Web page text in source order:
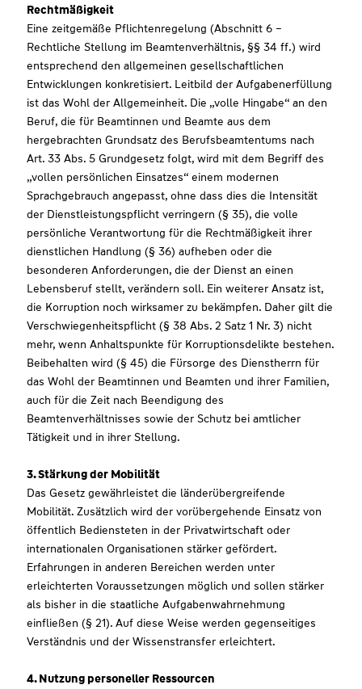
Rechtmäßigkeit
Eine zeitgemäße Pflichtenregelung (Abschnitt 6 –
Rechtliche Stellung im Beamtenverhältnis, §§ 34 ff.) wird
entsprechend den allgemeinen gesellschaftlichen
Entwicklungen konkretisiert. Leitbild der Aufgabenerfüllung
ist das Wohl der Allgemeinheit. Die „volle Hingabe“ an den
Beruf, die für Beamtinnen und Beamte aus dem
hergebrachten Grundsatz des Berufsbeamtentums nach
Art. 33 Abs. 5 Grundgesetz folgt, wird mit dem Begriff des
„vollen persönlichen Einsatzes“ einem modernen
Sprachgebrauch angepasst, ohne dass dies die Intensität
der Dienstleistungspflicht verringern (§ 35), die volle
persönliche Verantwortung für die Rechtmäßigkeit ihrer
dienstlichen Handlung (§ 36) aufheben oder die
besonderen Anforderungen, die der Dienst an einen
Lebensberuf stellt, verändern soll. Ein weiterer Ansatz ist,
die Korruption noch wirksamer zu bekämpfen. Daher gilt die
Verschwiegenheitspflicht (§ 38 Abs. 2 Satz 1 Nr. 3) nicht
mehr, wenn Anhaltspunkte für Korruptionsdelikte bestehen.
Beibehalten wird (§ 45) die Fürsorge des Dienstherrn für
das Wohl der Beamtinnen und Beamten und ihrer Familien,
auch für die Zeit nach Beendigung des
Beamtenverhältnisses sowie der Schutz bei amtlicher
Tätigkeit und in ihrer Stellung.
3. Stärkung der Mobilität
Das Gesetz gewährleistet die länderübergreifende
Mobilität. Zusätzlich wird der vorübergehende Einsatz von
öffentlich Bediensteten in der Privatwirtschaft oder
internationalen Organisationen stärker gefördert.
Erfahrungen in anderen Bereichen werden unter
erleichterten Voraussetzungen möglich und sollen stärker
als bisher in die staatliche Aufgabenwahrnehmung
einfließen (§ 21). Auf diese Weise werden gegenseitiges
Verständnis und der Wissenstransfer erleichtert.
4. Nutzung personeller Ressourcen